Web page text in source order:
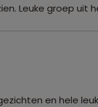
Leuke groep
en hele